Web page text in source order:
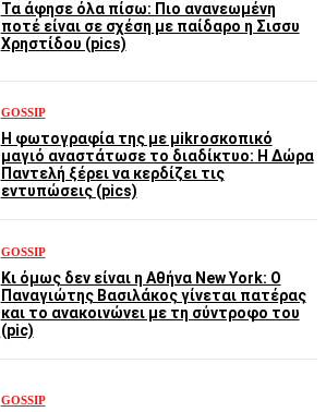
Τα άφησε όλα πίσω: Πιο ανανεωμένη
ποτέ είναι σε σχέση με παίδαρο η Σισσυ
Χρηστίδου (pics)
GOSSIP
Η φωτογραφία της με μikroσκοπικό
μαγιό αναστάτωσε το διαδίκτυο: Η Δώρα
Παντελή ξέρει να κερδίζει τις
εντυπώσεις (pics)
GOSSIP
Κι όμως δεν είναι η Αθήνα New York: Ο
Παναγιώτης Βασιλάκος γίνεται πατέρας
και το ανακοινώνει με τη σύντροφο του
(pic)
GOSSIP